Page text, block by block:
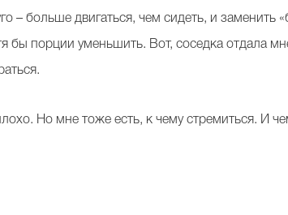
больше двигаться, чем сидеть, и заменить
бы порции уменьшить. Вот, соседка отдала
Но мне тоже есть, к чему стремиться. И